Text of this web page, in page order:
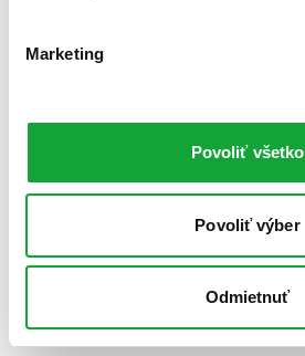
Marketing
Povoliť všetko
Povoliť výber
Odmietnuť